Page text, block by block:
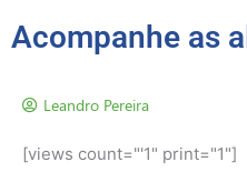
Acompanhe as
Leandro Pereira
[views count="'1" print="1"]